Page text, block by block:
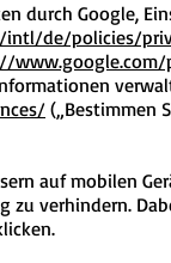
durch Google,
intl/de/policies/
(„Bestimmen
auf mobilen
verhindern.